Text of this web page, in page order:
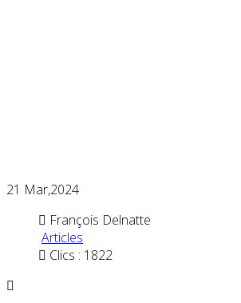
21 Mar,2024
François Delnatte
Articles
Clics : 1822